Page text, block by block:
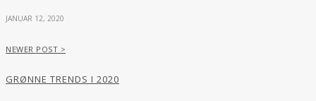
JANUAR 12, 2020
NEWER POST >
GRØNNE TRENDS I 2020